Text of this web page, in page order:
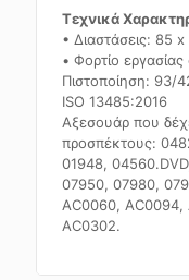
Τεχνικά
• Διαστάσεις: 85
• Φορτίο
Πιστοποίηση: 93/
ISO 13485:2016
Αξεσουάρ που
προσπέκτους:
01948,
07950, 07980,
AC0060,
AC0302.